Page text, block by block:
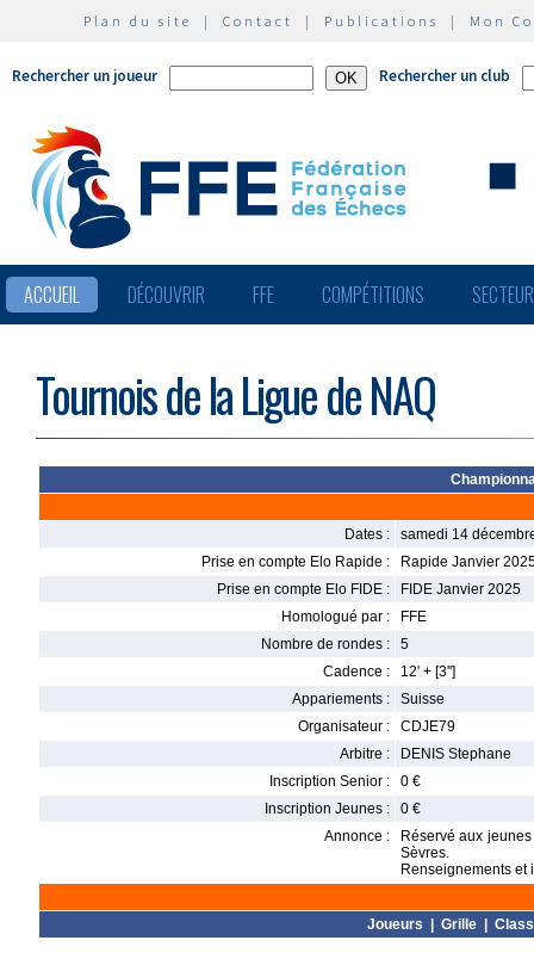
Plan du site | Contact | Publications | Mon
Rechercher un joueur Rechercher un club
ACCUEIL DÉCOUVRIR FFE COMPÉTITIONS
Tournois de la Ligue de NAQ
Dates :
samedi 14
Prise en compte Elo Rapide :
Rapide Janvier
Prise en compte Elo FIDE :
FIDE Janvier 2025
Homologué par :
FFE
Nombre de rondes :
5
Cadence :
12' + [3'']
Appariements :
Suisse
Organisateur :
CDJE79
Arbitre :
DENIS Stephane
Inscription Senior :
0 €
Inscription Jeunes :
0 €
Annonce :
Réservé aux
Sèvres.
Renseignements et
Joueurs Grille